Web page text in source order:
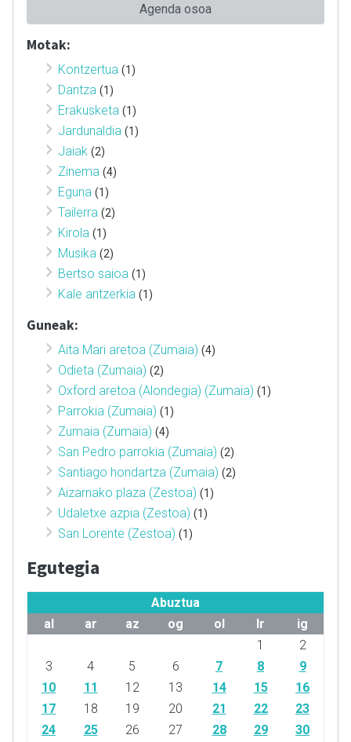
Agenda osoa
Motak:
Kontzertua (1)
Dantza (1)
Erakusketa (1)
Jardunaldia (1)
Jaiak (2)
Zinema (4)
Eguna (1)
Tailerra (2)
Kirola (1)
Musika (2)
Bertso saioa (1)
Kale antzerkia (1)
Guneak:
Aita Mari aretoa (Zumaia) (4)
Odieta (Zumaia) (2)
Oxford aretoa (Alondegia) (Zumaia) (1)
Parrokia (Zumaia) (1)
Zumaia (Zumaia) (4)
San Pedro parrokia (Zumaia) (2)
Santiago hondartza (Zumaia) (2)
Aizarnako plaza (Zestoa) (1)
Udaletxe azpia (Zestoa) (1)
San Lorente (Zestoa) (1)
Egutegia
Abuztua
al
ar az og ol lr
ig
1
2
3
4 5 6 7 8
9
10
11 12 13 14 15
16
17
18 19 20 21 22
23
24
25 26 27 28 29
30